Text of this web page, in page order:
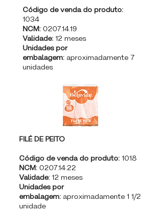
Código de venda do produto:
1034
NCM: 0207.14.19
Validade: 12 meses
Unidades por
embalagem: aproximadamente 7
unidades
FILÉ DE PEITO
Código de venda do produto: 1018
NCM: 0207.14.22
Validade: 12 meses
Unidades por
embalagem: aproximadamente 1 1/2
unidade